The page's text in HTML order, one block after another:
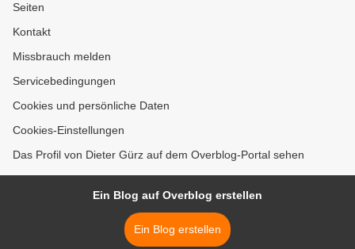
Seiten
Kontakt
Missbrauch melden
Servicebedingungen
Cookies und persönliche Daten
Cookies-Einstellungen
Das Profil von Dieter Gürz auf dem Overblog-Portal sehen
Ein Blog auf Overblog erstellen
Ein Blog erstellen